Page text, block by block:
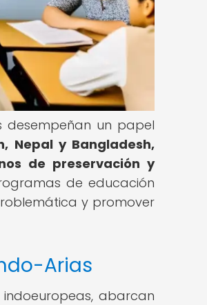
desempeñan un papel
Nepal y Bangladesh,
de preservación y
de educación
y promover
Arias
abarcan